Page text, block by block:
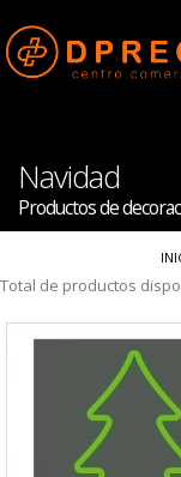
Navidad
Productos de
Total de productos